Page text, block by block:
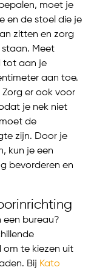
moet je
en de stoel die je
zitten en zorg
Meet
tot aan je
aan toe.
er ook voor
je nek niet
de
zijn. Door je
kun je een
bevorderen en
een bureau?
om te kiezen uit
Bij Kato